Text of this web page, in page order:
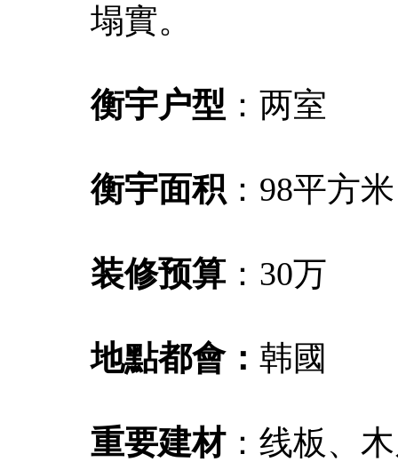
塌實。
衡宇户型 ：两室
衡宇面积 ：98平方米
装修预算 ：30万
地點都會： 韩國
重要建材：线板、